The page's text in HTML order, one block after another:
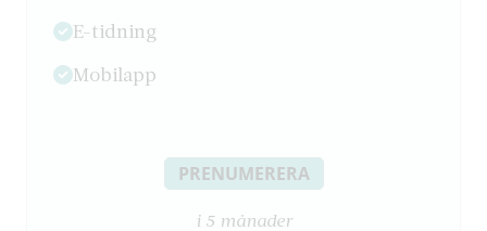
E-tidning
Mobilapp
PRENUMERERA
i 5 månader